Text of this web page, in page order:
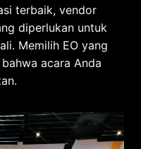
terbaik, vendor
diperlukan untuk
Memilih EO yang
acara Anda